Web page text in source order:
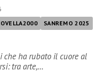
SANREMO 2025
che ha rubato il cuore al
tra arte,…